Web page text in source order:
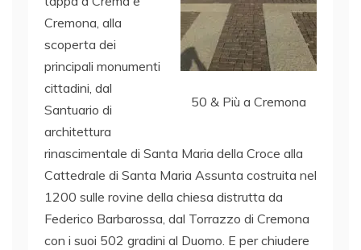
50 & Più a Cremona
Cremona, alla
scoperta dei
principali monumenti
cittadini, dal
Santuario di
architettura
rinascimentale di Santa Maria della Croce alla
Cattedrale di Santa Maria Assunta costruita nel
1200 sulle rovine della chiesa distrutta da
Federico Barbarossa, dal Torrazzo di Cremona
con i suoi 502 gradini al Duomo. E per chiudere